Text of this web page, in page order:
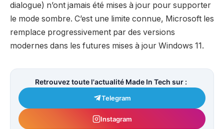
dialogue) n’ont jamais été mises à jour pour supporter
le mode sombre. C’est une limite connue, Microsoft les
remplace progressivement par des versions
modernes dans les futures mises à jour Windows 11.
Retrouvez toute l'actualité Made In Tech sur :
Telegram
Instagram